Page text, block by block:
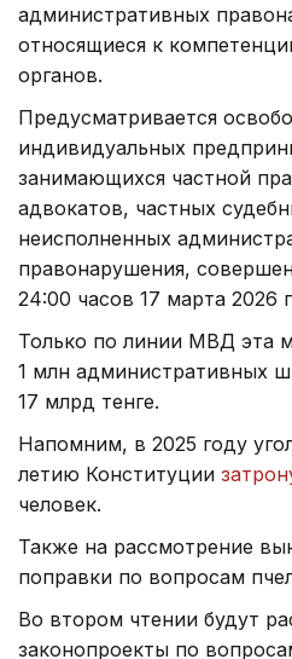
административных
относящиеся к
органов.
Предусматривается
индивидуальных
занимающихся частной
адвокатов, частных
неисполненных
правонарушения,
24:00 часов 17 марта 2026
Только по линии МВД эта
1 млн административных
17 млрд тенге.
Напомним, в 2025 году
летию Конституции
человек.
Также на рассмотрение
поправки по вопросам
Во втором чтении будут
законопроекты по